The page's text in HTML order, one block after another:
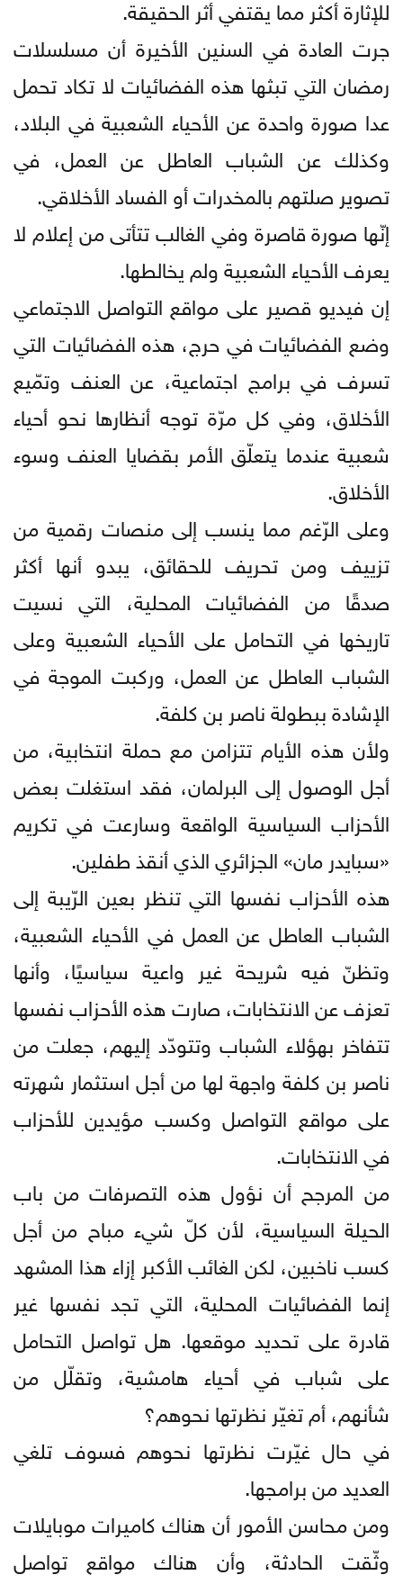
للإثارة أكثر مما يقتفي أثر الحقيقة.
جرت العادة في السنين الأخيرة أن مسلسلات
رمضان التي تبثها هذه الفضائيات لا تكاد تحمل
عدا صورة واحدة عن الأحياء الشعبية في البلاد،
وكذلك عن الشباب العاطل عن العمل، في
تصوير صلتهم بالمخدرات أو الفساد الأخلاقي.
إنّها صورة قاصرة وفي الغالب تتأتى من إعلام لا
يعرف الأحياء الشعبية ولم يخالطها.
إن فيديو قصير على مواقع التواصل الاجتماعي
وضع الفضائيات في حرج، هذه الفضائيات التي
تسرف في برامج اجتماعية، عن العنف وتمّيع
الأخلاق، وفي كل مرّة توجه أنظارها نحو أحياء
شعبية عندما يتعلّق الأمر بقضايا العنف وسوء
الأخلاق.
وعلى الرّغم مما ينسب إلى منصات رقمية من
تزييف ومن تحريف للحقائق، يبدو أنها أكثر
صدقًا من الفضائيات المحلية، التي نسيت
تاريخها في التحامل على الأحياء الشعبية وعلى
الشباب العاطل عن العمل، وركبت الموجة في
الإشادة ببطولة ناصر بن كلفة.
ولأن هذه الأيام تتزامن مع حملة انتخابية، من
أجل الوصول إلى البرلمان، فقد استغلت بعض
الأحزاب السياسية الواقعة وسارعت في تكريم
«سبايدر مان» الجزائري الذي أنقذ طفلين.
هذه الأحزاب نفسها التي تنظر بعين الرّيبة إلى
الشباب العاطل عن العمل في الأحياء الشعبية،
وتظنّ فيه شريحة غير واعية سياسيًا، وأنها
تعزف عن الانتخابات، صارت هذه الأحزاب نفسها
تتفاخر بهؤلاء الشباب وتتودّد إليهم، جعلت من
ناصر بن كلفة واجهة لها من أجل استثمار شهرته
على مواقع التواصل وكسب مؤيدين للأحزاب
في الانتخابات.
من المرجح أن نؤول هذه التصرفات من باب
الحيلة السياسية، لأن كلّ شيء مباح من أجل
كسب ناخبين، لكن الغائب الأكبر إزاء هذا المشهد
إنما الفضائيات المحلية، التي تجد نفسها غير
قادرة على تحديد موقعها. هل تواصل التحامل
على شباب في أحياء هامشية، وتقلّل من
شأنهم، أم تغيّر نظرتها نحوهم؟
في حال غيّرت نظرتها نحوهم فسوف تلغي
العديد من برامجها.
ومن محاسن الأمور أن هناك كاميرات موبايلات
وثّقت الحادثة، وأن هناك مواقع تواصل